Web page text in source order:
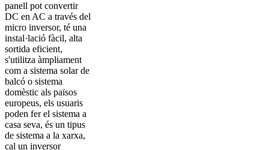
panell pot convertir
DC en AC a través del
micro inversor, té una
instal·lació fàcil, alta
sortida eficient,
s'utilitza àmpliament
com a sistema solar de
balcó o sistema
domèstic als països
europeus, els usuaris
poden fer el sistema a
casa seva, és un tipus
de sistema a la xarxa,
cal un inversor